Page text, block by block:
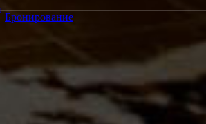
Бронирование